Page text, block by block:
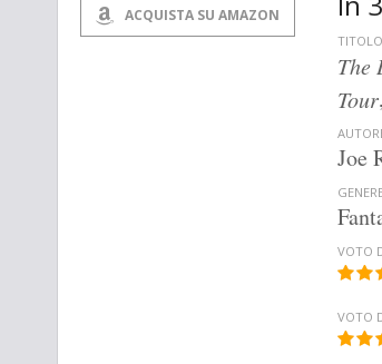
ACQUISTA SU AMAZON
The
Tour
Joe
VOTO
VOTO